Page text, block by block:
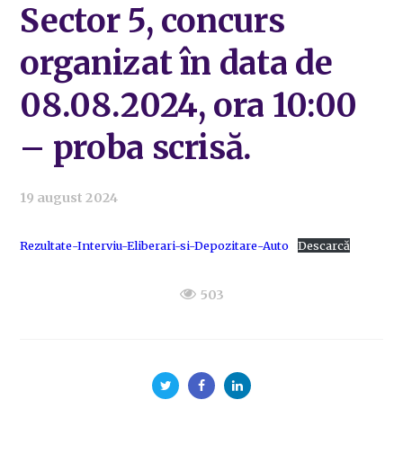
Sector 5, concurs
organizat în data de
08.08.2024, ora 10:00
– proba scrisă.
19 august 2024
Rezultate-Interviu-Eliberari-si-Depozitare-Auto Descarcă
503